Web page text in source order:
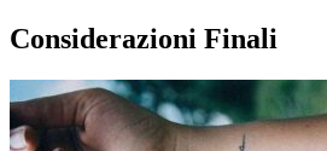
Considerazioni Finali